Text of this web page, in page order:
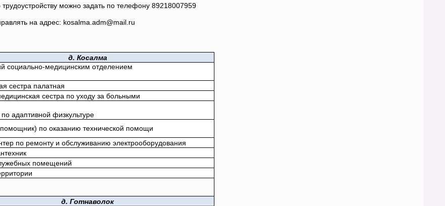
можно задать по телефону 89218007959
на адрес: kosalma.adm@mail.ru
д. Косалма
социально-медицинским отделением
сестра палатная
сестра по уходу за больными
по адаптивной физкультуре
по оказанию технической помощи
по ремонту и обслуживанию электрооборудования
помещений
д. Готнаволок